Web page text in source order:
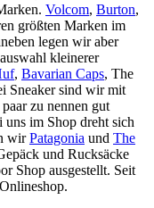
Volcom, Burton,
größten Marken im
legen wir aber
kleinerer
, Bavarian Caps, The
Sneaker sind wir mit
zu nennen gut
uns im Shop dreht sich
wirPatagonia und The
und Rucksäcke
Shop ausgestellt. Seit